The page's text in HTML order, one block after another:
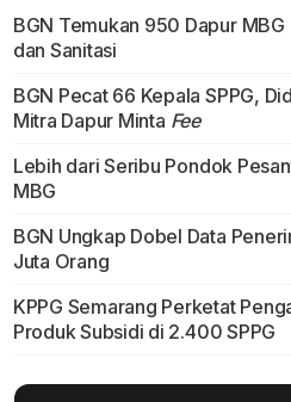
BGN Temukan 950 Dapur
dan Sanitasi
BGN Pecat 66 Kepala SPPG,
Mitra Dapur Minta Fee
Lebih dari Seribu Pondok
MBG
BGN Ungkap Dobel Data
Juta Orang
KPPG Semarang Perketat
Produk Subsidi di 2.400 SPPG